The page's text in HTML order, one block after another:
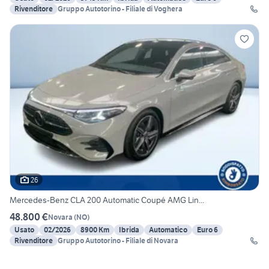
Rivenditore Gruppo Autotorino - Filiale di Voghera
26
Mercedes-Benz CLA 200 Automatic Coupé AMG Lin...
48.800 €Novara (NO)
Usato
02/2026 8900 Km Ibrida Automatico
Euro 6
Rivenditore Gruppo Autotorino - Filiale di Novara